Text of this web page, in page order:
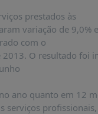
prestados às
variação de 9,0%
com o
2013. O resultado foi
ano quanto em 12
serviços